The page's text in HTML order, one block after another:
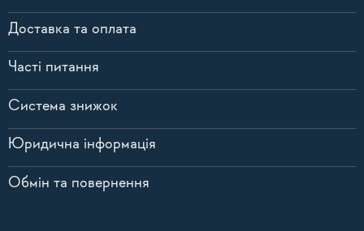
Доставка та оплата
Часті питання
Система знижок
Юридична інформація
Обмін та повернення